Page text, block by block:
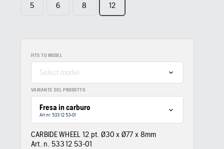
5 6 8 12
FITS TO MODEL
Select model
VARIANTE DEL PRODOTTO
Fresa in carburo
Art nr: 533 12 53‑01
CARBIDE WHEEL 12 pt. Ø30 x Ø77 x 8mm
Art. n. 533 12 53‑01